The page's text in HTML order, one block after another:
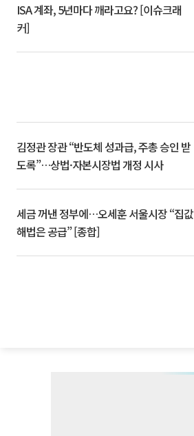
ISA 계좌, 5년마다 깨라고요? [이슈크래
커]
김정관 장관 “반도체 성과급, 주총 승인 받
도록”…상법·자본시장법 개정 시사
세금 꺼낸 정부에…오세훈 서울시장 “집값
해법은 공급” [종합]